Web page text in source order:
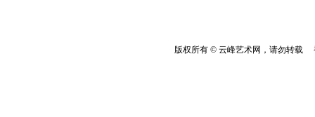
版权所有 © 云峰艺术网，请勿转载